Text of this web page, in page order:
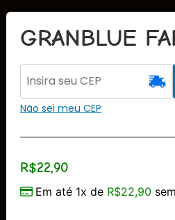
GRANBLUE
Não sei meu CEP
R$22,90
Em até 1x de R$22,90